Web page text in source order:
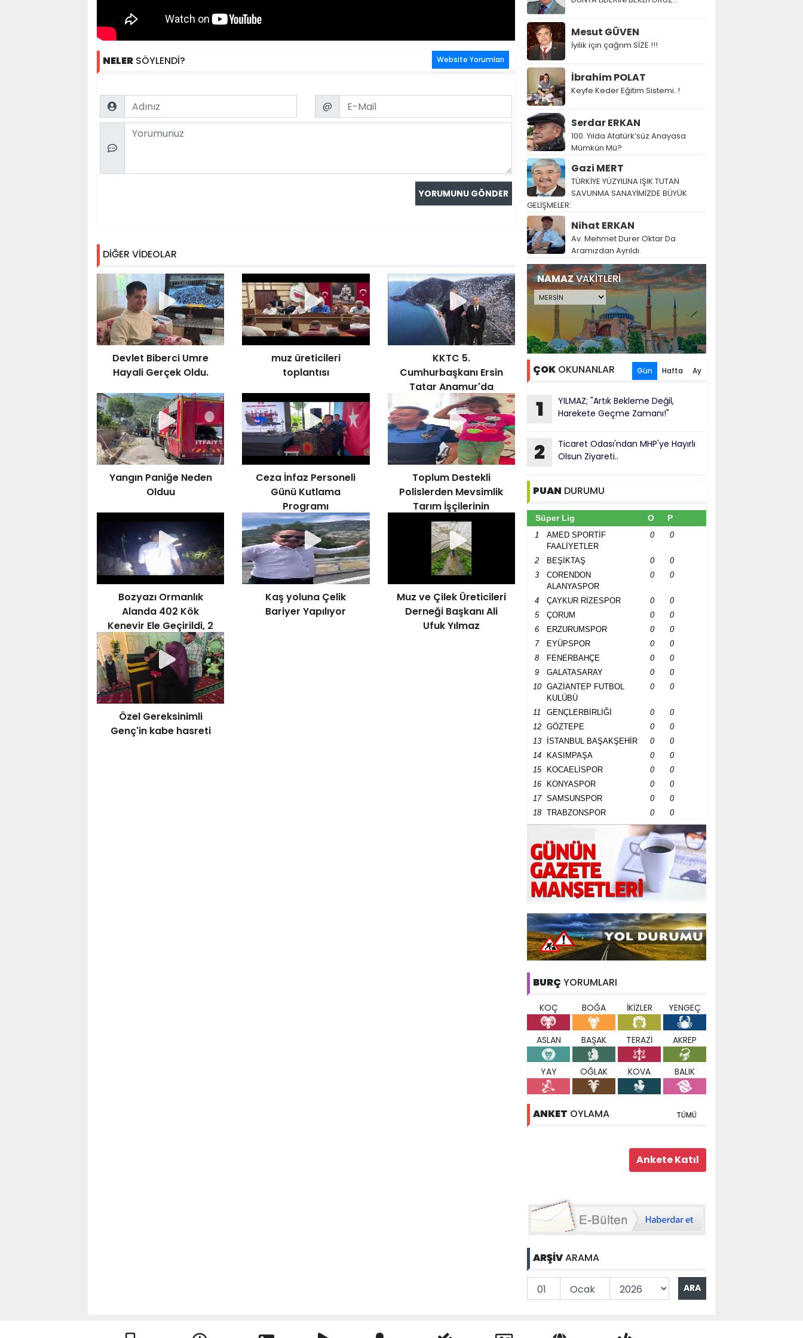
NELER SÖYLENDİ? Website Yorumları
Name Email
@
Comment
DİĞER VİDEOLAR
Devlet Biberci Umre
Hayali Gerçek Oldu.
muz üreticileri
toplantısı
KKTC 5.
Cumhurbaşkanı Ersin
Tatar Anamur'da
Yangın Paniğe Neden
Olduu
Ceza İnfaz Personeli
Günü Kutlama
Programı
Toplum Destekli
Polislerden Mevsimlik
Tarım İşçilerinin
Çocuklarına
Bilinçlendirme Etkinliği
Bozyazı Ormanlık
Alanda 402 Kök
Kenevir Ele Geçirildi, 2
Şüpheli Tutuklandı
Kaş yoluna Çelik
Bariyer Yapılıyor
Muz ve Çilek Üreticileri
Derneği Başkanı Ali
Ufuk Yılmaz
Özel Gereksinimli
Genç'in kabe hasreti
Mesut GÜVEN
İyilik için çağrım SİZE !!!
İbrahim POLAT
Keyfe Keder Eğitim Sistemi..!
Serdar ERKAN
100. Yılda Atatürk’süz Anayasa
Mümkün Mü?
Gazi MERT
TÜRKİYE YÜZYILINA IŞIK TUTAN
SAVUNMA SANAYİMİZDE BÜYÜK
GELİŞMELER:
Nihat ERKAN
Av. Mehmet Durer Oktar Da
Aramızdan Ayrıldı.
NAMAZVAKİTLERİ
ÇOK OKUNANLAR Gün Hafta Ay
1
YILMAZ; "Artık Bekleme Değil,
Harekete Geçme Zamanı!"
2
Ticaret Odası'ndan MHP'ye Hayırlı
Olsun Ziyareti..
PUAN DURUMU
Süper Lig O P
1
AMED SPORTİF
FAALİYETLER
0 0
2 BEŞİKTAŞ 0
0
3
CORENDON
ALANYASPOR
0 0
4 ÇAYKUR RİZESPOR 0
0
5
ÇORUM 0
0
6
ERZURUMSPOR 0
0
7
EYÜPSPOR 0
0
8
FENERBAHÇE 0
0
9
GALATASARAY 0
0
10
GAZİANTEP FUTBOL
KULÜBÜ
0 0
11 GENÇLERBİRLİĞİ 0
0
12
GÖZTEPE 0
0
13
İSTANBUL BAŞAKŞEHİR 0
0
14
KASIMPAŞA 0
0
15
KOCAELİSPOR 0
0
16
KONYASPOR 0
0
17
SAMSUNSPOR 0
0
18
TRABZONSPOR 0 0
BURÇ YORUMLARI
KOÇ BOĞA İKİZLER YENGEÇ
ASLAN BAŞAK TERAZİ AKREP
YAY OĞLAK KOVA BALIK
ANKET OYLAMA TÜMÜ
ARŞİVARAMA